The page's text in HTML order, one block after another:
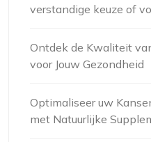
verstandige keuze of
Ontdek de Kwaliteit
voor Jouw Gezondheid
Optimaliseer uw
met Natuurlijke